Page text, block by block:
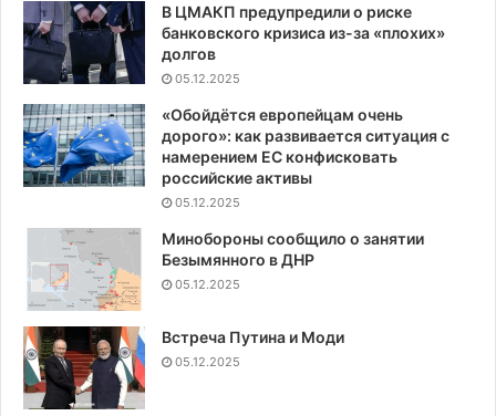
В ЦМАКП предупредили о риске
банковского кризиса из-за «плохих»
долгов
05.12.2025
«Обойдётся европейцам очень
дорого»: как развивается ситуация с
намерением ЕС конфисковать
российские активы
05.12.2025
Минобороны сообщило о занятии
Безымянного в ДНР
05.12.2025
Встреча Путина и Моди
05.12.2025